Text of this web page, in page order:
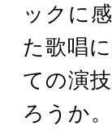
ックに
た歌唱
ての演
ろうか。